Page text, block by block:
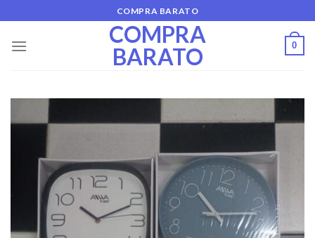
to
content
COMPRA BARATO
COMPRA
BARATO
0